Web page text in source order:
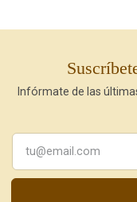
Infórmate de las